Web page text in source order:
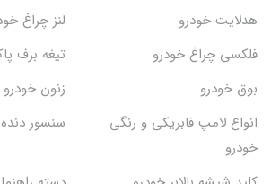
هدلایت خودرو
لنز چراغ
فلکسی چراغ خودرو
تیغه برف
بوق خودرو
زنون خودرو
انواع لامپ فابریکی و رنگی
خودرو
سنسور